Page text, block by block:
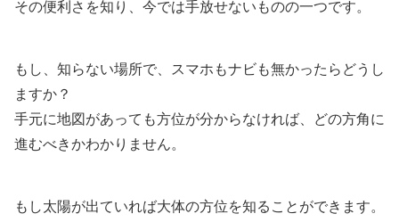
その便利さを知り、今では手放せないものの一つです。
もし、知らない場所で、スマホもナビも無かったらどうし
ますか？
手元に地図があっても方位が分からなければ、どの方角に
進むべきかわかりません。
もし太陽が出ていれば大体の方位を知ることができます。